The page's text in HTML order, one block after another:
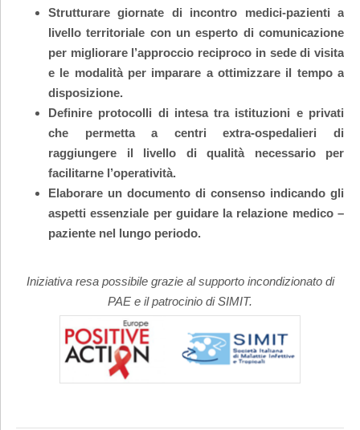
Strutturare giornate di incontro medici-pazienti a
livello territoriale con un esperto di comunicazione
per migliorare l’approccio reciproco in sede di visita
e le modalità per imparare a ottimizzare il tempo a
disposizione.
Definire protocolli di intesa tra istituzioni e privati
che permetta a centri extra-ospedalieri di
raggiungere il livello di qualità necessario per
facilitarne l’operatività.
Elaborare un documento di consenso indicando gli
aspetti essenziale per guidare la relazione medico –
paziente nel lungo periodo.
Iniziativa resa possibile grazie al supporto incondizionato di
PAE e il patrocinio di SIMIT.